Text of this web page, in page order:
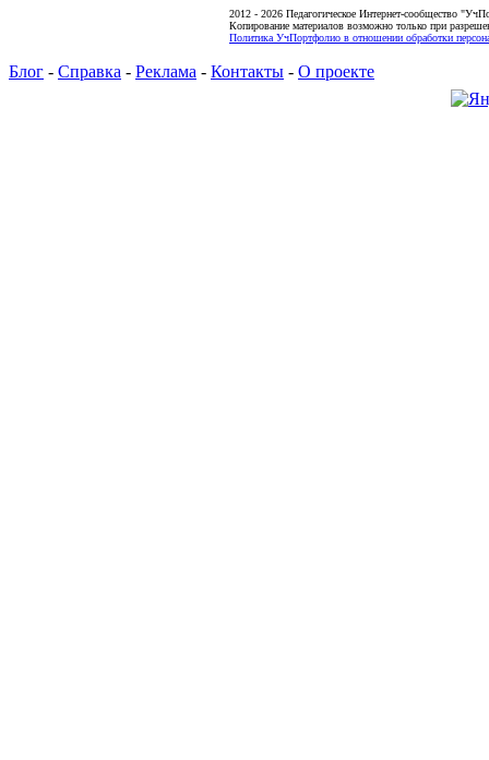
2012 - 2026 Педагогическое Интернет-сообщество
Копирование материалов возможно только при
Политика УчПортфолио в отношении обработки
Блог - Справка - Реклама - Контакты - О проекте